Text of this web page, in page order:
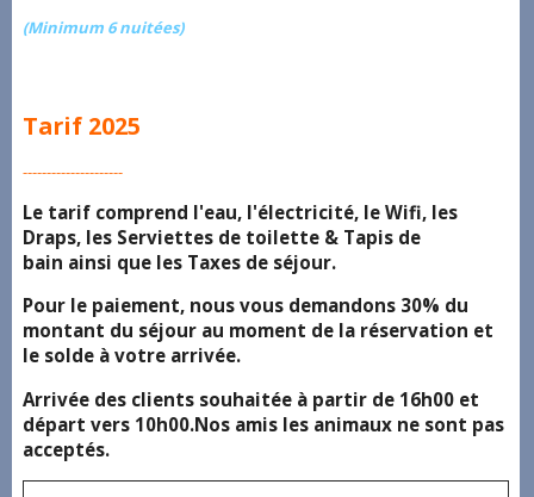
(Minimum 6 nuitées)
Tarif 2025
---------------------
Le tarif comprend l'eau, l'électricité, le Wifi, les
Draps, les Serviettes de toilette & Tapis de
bain ainsi que les Taxes de séjour.
Pour le paiement, nous vous demandons 30% du
montant du séjour au moment de la réservation et
le solde à votre arrivée.
Arrivée des clients souhaitée à partir de 16h00 et
départ vers 10h00.Nos amis les animaux ne sont pas
acceptés.